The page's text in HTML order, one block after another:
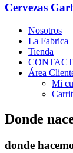
Cervezas
Nosotros
La Fabrica
Tienda
Área
Mi
Donde
donde